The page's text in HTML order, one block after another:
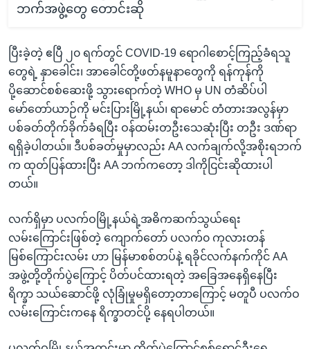
ဘက်အဖွဲ့တွေ တောင်းဆို
ပြီးခဲ့တဲ့ ဧပြီ ၂၀ ရက်တွင် COVID-19 ရောဂါစောင့်ကြည့်ခံရသူ
တွေရဲ့ နှာခေါင်း၊ အာခေါင်တို့ဖတ်နမူနာတွေကို ရန်ကုန်ကို
ပို့ဆောင်စစ်ဆေးဖို့ သွားရောက်တဲ့ WHO မှ UN တံဆိပ်ပါ
မော်တော်ယာဉ်ကို မင်းပြားမြို့နယ်၊ ရာမောင် တံတားအလွန်မှာ
ပစ်ခတ်တိုက်ခိုက်ခံရပြီး ဝန်ထမ်းတဦးသေဆုံးပြီး တဦး ဒဏ်ရာ
ရရှိခဲ့ပါတယ်။ ဒီပစ်ခတ်မှုမှာလည်း AA လက်ချက်လို့အစိုးရဘက်
က ထုတ်ပြန်ထားပြီး AA ဘက်ကတော့ ဒါကိုငြင်းဆိုထားပါ
တယ်။
လက်ရှိမှာ ပလက်ဝမြို့နယ်ရဲ့အဓိကဆက်သွယ်ရေး
လမ်းကြောင်းဖြစ်တဲ့ ကျောက်တော် ပလက်၀ ကုလားတန်
မြစ်ကြောင်းလမ်း ဟာ မြန်မာစစ်တပ်နဲ့ ရခိုင်လက်နက်ကိုင် AA
အဖွဲ့တို့တိုက်ပွဲကြောင့် ပိတ်ပင်ထားရတဲ့ အခြေအနေရှိနေပြီး
ရိက္ခာ သယ်ဆောင်ဖို့ လုံခြုံမှုမရှိတော့တာကြောင့် မတူပီ ပလက်ဝ
လမ်းကြောင်းကနေ ရိက္ခာတင်ပို့ နေရပါတယ်။